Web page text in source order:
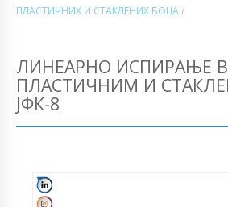
ПЛАСТИЧНИХ И СТАКЛЕНИХ БОЦА/
ЛИНЕАРНО ИСПИРАЊЕ
ПЛАСТИЧНИМ И
ЈФК-8